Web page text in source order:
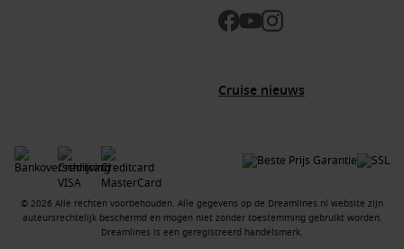
Cruise nieuws
© 2026 Alle rechten voorbehouden. Alle gegevens op de Dreamlines.nl website zijn
auteursrechtelijk beschermd en mogen niet zonder toestemming gebruikt worden.
Dreamlines is een geregistreerd handelsmerk.